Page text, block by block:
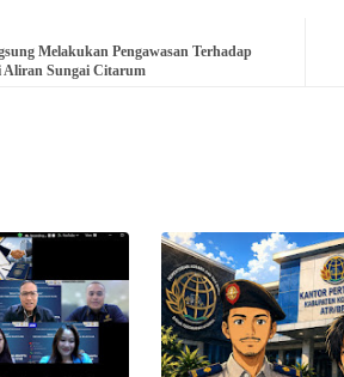
Melakukan Pengawasan Terhadap
Aliran Sungai Citarum